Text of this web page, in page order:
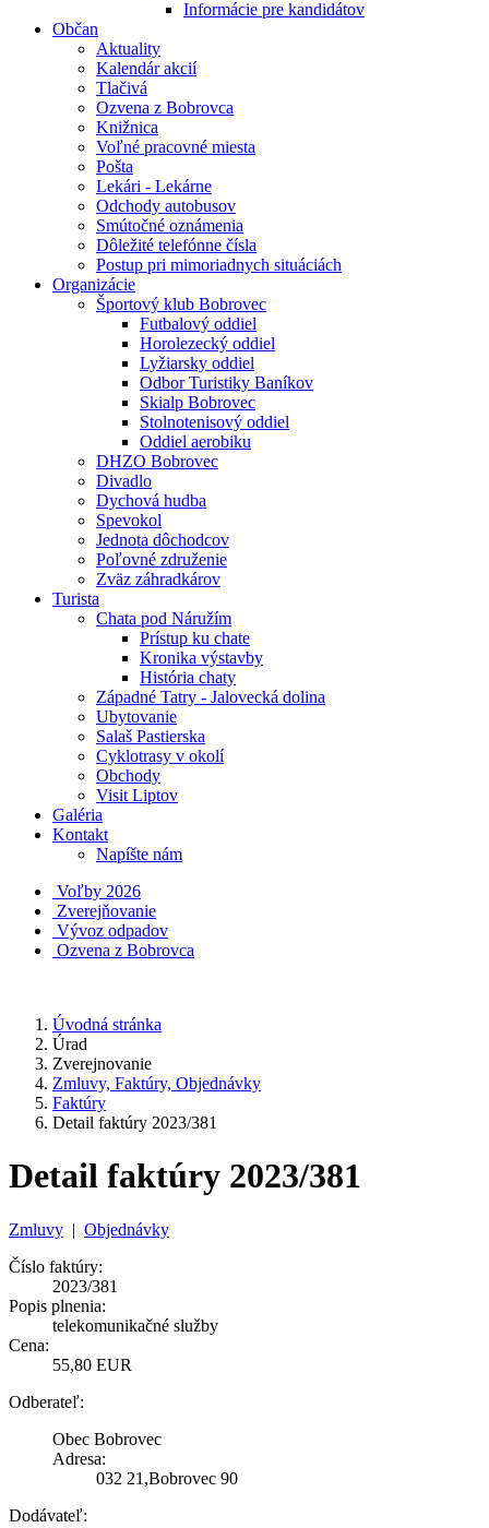
Informácie pre kandidátov
Občan
Aktuality
Kalendár akcií
Tlačivá
Ozvena z Bobrovca
Knižnica
Voľné pracovné miesta
Pošta
Lekári - Lekárne
Odchody autobusov
Smútočné oznámenia
Dôležité telefónne čísla
Postup pri mimoriadnych situáciách
Organizácie
Športový klub Bobrovec
Futbalový oddiel
Horolezecký oddiel
Lyžiarsky oddiel
Odbor Turistiky Baníkov
Skialp Bobrovec
Stolnotenisový oddiel
Oddiel aerobiku
DHZO Bobrovec
Divadlo
Dychová hudba
Spevokol
Jednota dôchodcov
Poľovné združenie
Zväz záhradkárov
Turista
Chata pod Náružím
Prístup ku chate
Kronika výstavby
História chaty
Západné Tatry - Jalovecká dolina
Ubytovanie
Salaš Pastierska
Cyklotrasy v okolí
Obchody
Visit Liptov
Galéria
Kontakt
Napíšte nám
Voľby 2026
Zverejňovanie
Vývoz odpadov
Ozvena z Bobrovca
Úvodná stránka
Úrad
Zverejnovanie
Zmluvy, Faktúry, Objednávky
Faktúry
Detail faktúry 2023/381
Detail faktúry 2023/381
Zmluvy | Objednávky
Číslo faktúry:
2023/381
Popis plnenia:
telekomunikačné služby
Cena:
55,80 EUR
Odberateľ:
Obec Bobrovec
Adresa:
032 21,Bobrovec 90
Dodávateľ: